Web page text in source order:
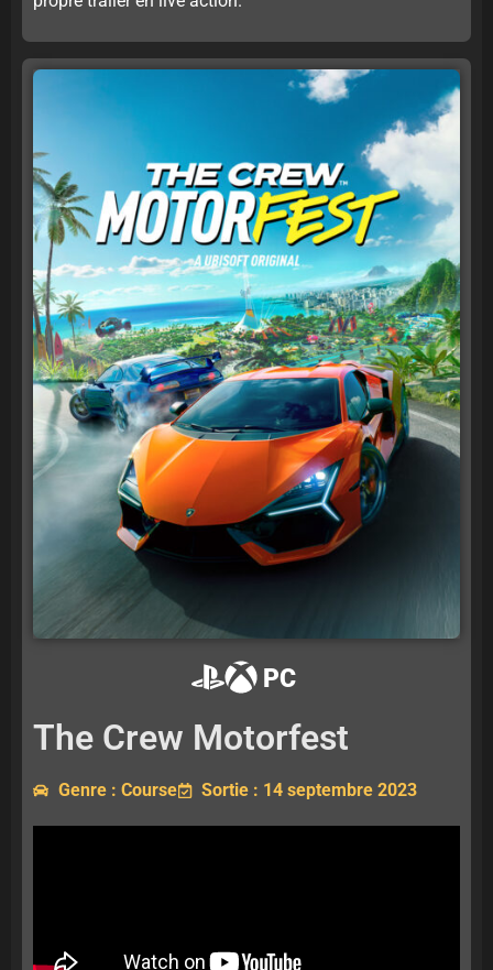
PC
The Crew Motorfest
Genre : Course Sortie : 14 septembre 2023